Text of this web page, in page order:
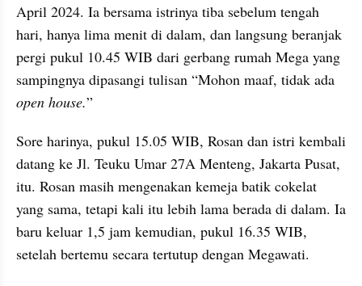
April 2024. Ia bersama istrinya tiba sebelum tengah
hari, hanya lima menit di dalam, dan langsung beranjak
pergi pukul 10.45 WIB dari gerbang rumah Mega yang
open house.”
Sore harinya, pukul 15.05 WIB, Rosan dan istri kembali
datang ke Jl. Teuku Umar 27A Menteng, Jakarta Pusat,
itu. Rosan masih mengenakan kemeja batik cokelat
yang sama, tetapi kali itu lebih lama berada di dalam. Ia
baru keluar 1,5 jam kemudian, pukul 16.35 WIB,
setelah bertemu secara tertutup dengan Megawati.